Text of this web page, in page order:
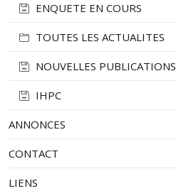
ENQUETE EN COURS
TOUTES LES ACTUALITES
NOUVELLES PUBLICATIONS
IHPC
ANNONCES
CONTACT
LIENS